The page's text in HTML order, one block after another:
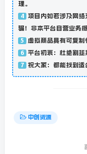
理。
4
项目内如若涉及网
骗！非本平台自营业务概
5 虚拟商品具有可复
6 平台初衷：杜绝割韭
7 祝大家：都能找到适
中创资源